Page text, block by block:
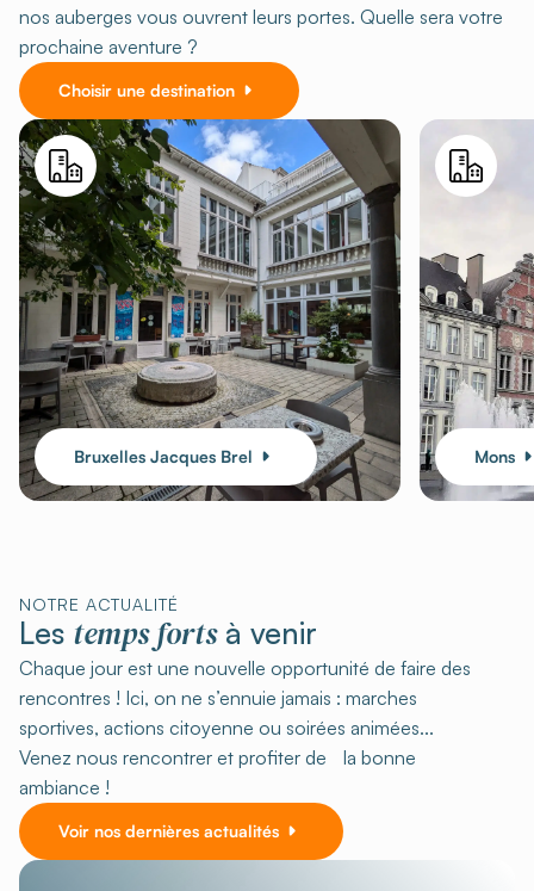
nos auberges vous ouvrent leurs portes. Quelle sera votre
prochaine aventure ?
Choisir une destination
Bruxelles Jacques Brel Mons
NOTRE ACTUALITÉ
Les temps fortsà venir
Chaque jour est une nouvelle opportunité de faire des
rencontres ! Ici, on ne s’ennuie jamais : marches
sportives, actions citoyenne ou soirées animées...
Venez nous rencontrer et profiter de la bonne
ambiance !
Voir nos dernières actualités